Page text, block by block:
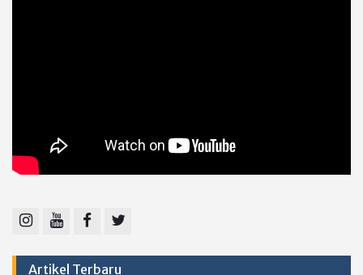
Artikel Terbaru